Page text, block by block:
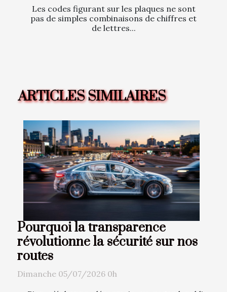
Les codes figurant sur les plaques ne sont
pas de simples combinaisons de chiffres et
de lettres...
ARTICLES SIMILAIRES
Pourquoi la transparence
révolutionne la sécurité sur nos
routes
Dimanche 05/07/2026 0h